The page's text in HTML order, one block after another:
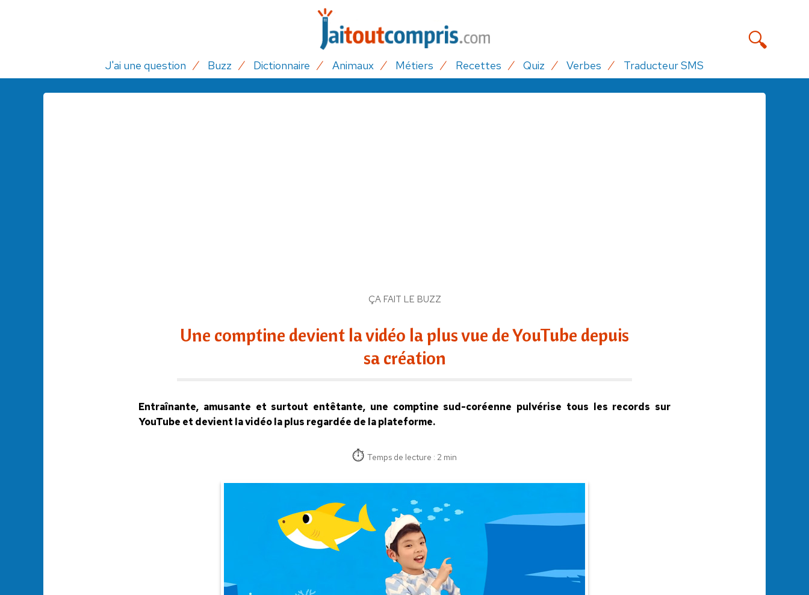
J'ai une question Buzz Dictionnaire Animaux Métiers Recettes Quiz Verbes Traducteur SMS
ÇA FAIT LE BUZZ
Une comptine devient la vidéo la plus vue de YouTube depuis
sa création
Entraînante, amusante et surtout entêtante, une comptine sud-coréenne pulvérise tous les records sur
YouTube et devient la vidéo la plus regardée de la plateforme.
Temps de lecture : 2 min